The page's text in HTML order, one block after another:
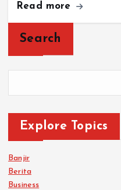
Read more
Search
Explore Topics
Banjir
Berita
Business